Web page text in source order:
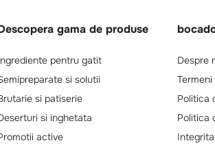
gama de produse
pentru gatit
si solutii
si patiserie
si inghetata
active
Despre
Politica
Politica